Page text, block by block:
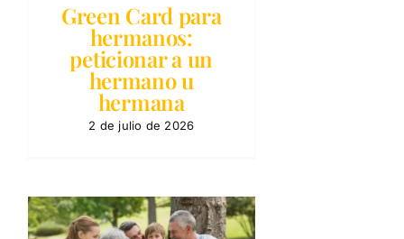
Green Card para
hermanos:
peticionar a un
hermano u
hermana
2 de julio de 2026